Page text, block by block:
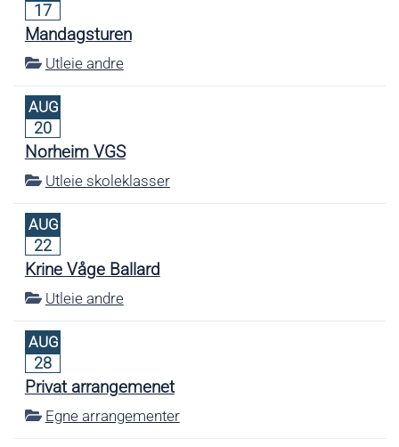
17
Mandagsturen
Utleie andre
AUG
20
Norheim VGS
Utleie skoleklasser
AUG
22
Krine Våge Ballard
Utleie andre
AUG
28
Privat arrangemenet
Egne arrangementer